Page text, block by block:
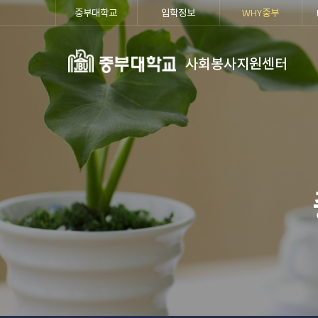
사회봉사지원센터
중부대학교 입학정보 WHY중부